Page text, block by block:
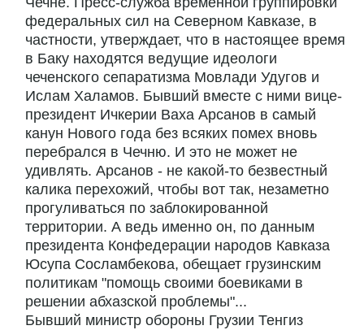
федеральных сил на Северном Кавказе, в
частности, утверждает, что в настоящее время
в Баку находятся ведущие идеологи
чеченского сепаратизма Мовлади Удугов и
Ислам Халамов. Бывший вместе с ними вице-
президент Ичкерии Ваха Арсанов в самый
канун Нового года без всяких помех вновь
перебрался в Чечню. И это не может не
удивлять. Арсанов - не какой-то безвестный
калика перехожий, чтобы вот так, незаметно
прогуливаться по заблокированной
территории. А ведь именно он, по данным
президента Конфедерации народов Кавказа
Юсупа Сосламбекова, обещает грузинским
политикам "помощь своими боевиками в
решении абхазской проблемы"...
Бывший министр обороны Грузии Тенгиз